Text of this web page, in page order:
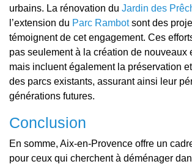
urbains. La rénovation du Jardin des
l’extension du Parc Rambotsont des
témoignent de cet engagement. Ces
pas seulement à la création de nouveaux
mais incluent également la préservation
des parcs existants, assurant ainsi leur
générations futures.
Conclusion
En somme, Aix-en-Provence offre un
pour ceux qui cherchent à déménager